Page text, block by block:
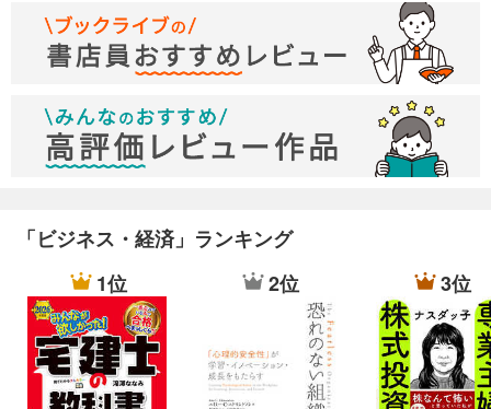
「ビジネス・経済」ランキング
1位
2位 3位